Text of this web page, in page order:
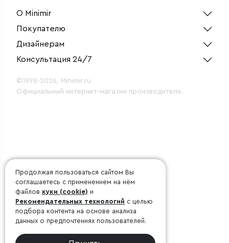
О Minimir
Покупателю
Дизайнерам
Консультация 24/7
©1998-2026, Minimir.ru
Официальный интернет-магазин производителя.
Продолжая пользоваться сайтом Вы
соглашаетесь с применением на нём
файлов куки (cookie) и
Рекомендательных технологий с целью
подбора контента на основе анализа
данных о предпочтениях пользователей.